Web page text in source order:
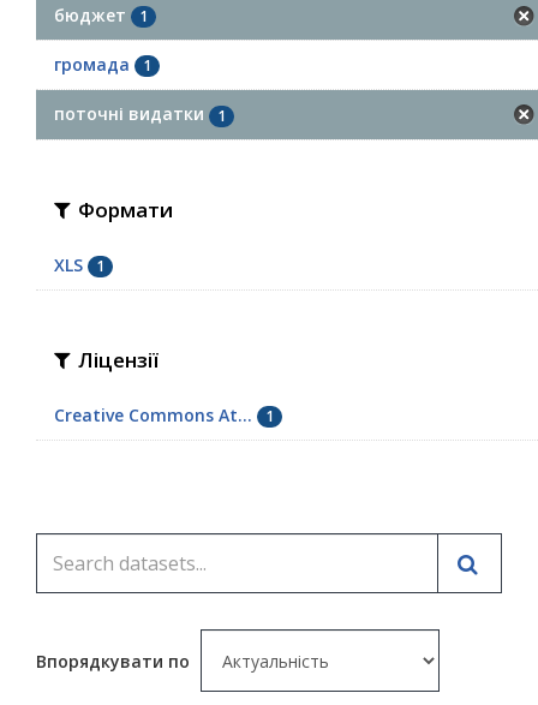
бюджет 1
громада 1
поточні видатки 1
Формати
XLS 1
Ліцензії
Creative Commons At... 1
Впорядкувати по